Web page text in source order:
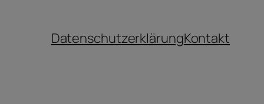
DatenschutzerklärungKontakt